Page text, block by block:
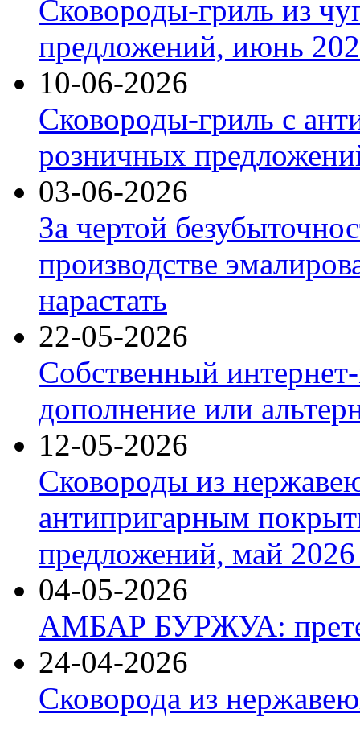
Сковороды-гриль из
предложений, июнь
10-06-2026
Сковороды-гриль с
розничных
03-06-2026
За чертой
производстве
нарастать
22-05-2026
Собственный
дополнение или
12-05-2026
Сковороды из
антипригарным
предложений, май 2026
04-05-2026
АМБАР БУРЖУА:
24-04-2026
Сковорода из